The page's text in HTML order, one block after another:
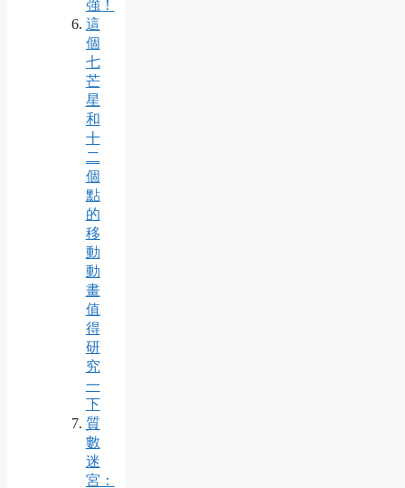
強！
這
個
七
芒
星
和
十
二
個
點
的
移
動
動
畫
值
得
研
究
一
下
質
數
迷
宮：